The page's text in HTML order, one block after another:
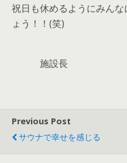
祝日も休めるようにみん
ょう！！(笑)
施設長
Previous Post
サウナで幸せを感じる